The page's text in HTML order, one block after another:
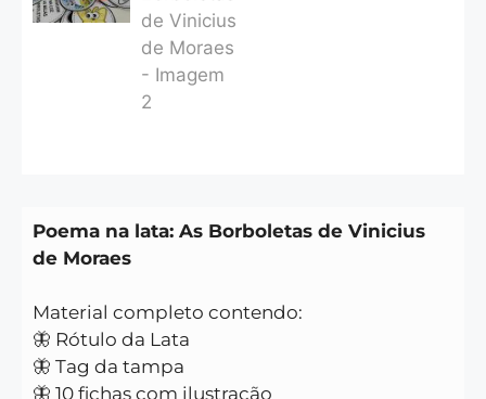
Poema na lata: As Borboletas de Vinicius
de Moraes
Material completo contendo:
🦋 Rótulo da Lata
🦋 Tag da tampa
🦋 10 fichas com ilustração